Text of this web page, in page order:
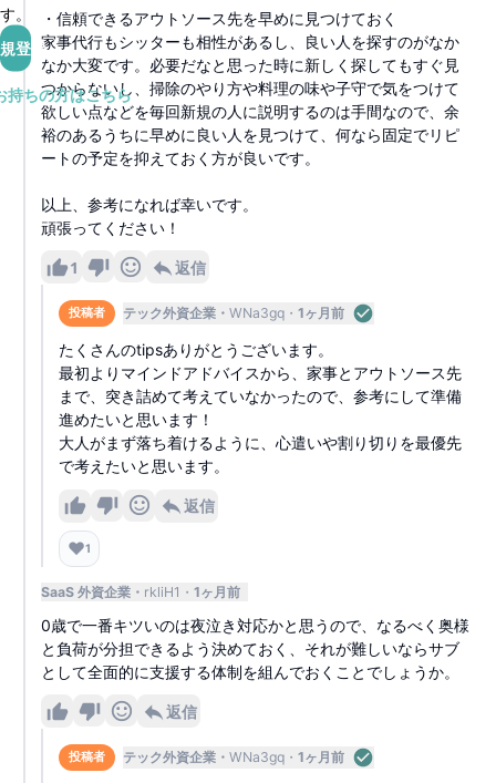
す。
登録
持ちの方はこちら
・信頼できるアウトソース先を早めに見つけておく
家事代行もシッターも相性があるし、良い人を探すのがなか
なか大変です。必要だなと思った時に新しく探してもすぐ見
つからないし、掃除のやり方や料理の味や子守で気をつけて
欲しい点などを毎回新規の人に説明するのは手間なので、余
裕のあるうちに早めに良い人を見つけて、何なら固定でリピ
ートの予定を抑えておく方が良いです。
以上、参考になれば幸いです。
頑張ってください！
1 返信
投稿者 テック外資企業 WNa3gq 1ヶ月前
たくさんのtipsありがとうございます。
最初よりマインドアドバイスから、家事とアウトソース先
まで、突き詰めて考えていなかったので、参考にして準備
進めたいと思います！
大人がまず落ち着けるように、心遣いや割り切りを最優先
で考えたいと思います。
返信
❤️1
SaaS 外資企業 rkliH1 1ヶ月前
0歳で一番キツいのは夜泣き対応かと思うので、なるべく奥様
と負荷が分担できるよう決めておく、それが難しいならサブ
として全面的に支援する体制を組んでおくことでしょうか。
返信
投稿者 テック外資企業 WNa3gq 1ヶ月前